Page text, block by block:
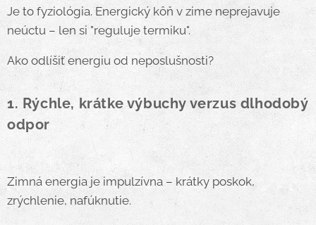
Je to fyziológia. Energický kôň v zime neprejavuje
neúctu – len si "reguluje termiku".
Ako odlíšiť energiu od neposlušnosti?
1. Rýchle, krátke výbuchy verzus dlhodobý
odpor
Zimná energia je impulzívna – krátky poskok,
zrýchlenie, nafúknutie.